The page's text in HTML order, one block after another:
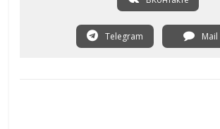
Telegram Mail